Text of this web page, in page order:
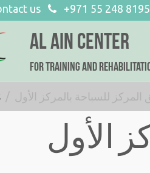
us +971 55 248 8195
Al Ain Center
FOR Training and
المركز للسباحة بالمركز الأول
الأول